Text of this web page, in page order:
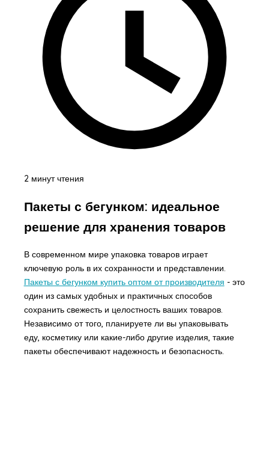
2 минут чтения
Пакеты с бегунком: идеальное
решение для хранения товаров
В современном мире упаковка товаров играет
ключевую роль в их сохранности и представлении.
Пакеты с бегунком купить оптом от производителя - это
один из самых удобных и практичных способов
сохранить свежесть и целостность ваших товаров.
Независимо от того, планируете ли вы упаковывать
еду, косметику или какие-либо другие изделия, такие
пакеты обеспечивают надежность и безопасность.